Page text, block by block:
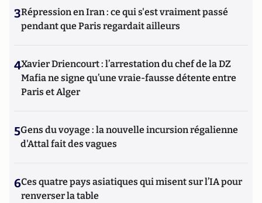
3Répression en Iran : ce qui s'est vraiment passé
pendant que Paris regardait ailleurs
4Xavier Driencourt : l’arrestation du chef de la DZ
Mafia ne signe qu’une vraie-fausse détente entre
Paris et Alger
5Gens du voyage : la nouvelle incursion régalienne
d'Attal fait des vagues
6Ces quatre pays asiatiques qui misent sur l’IA pour
renverser la table